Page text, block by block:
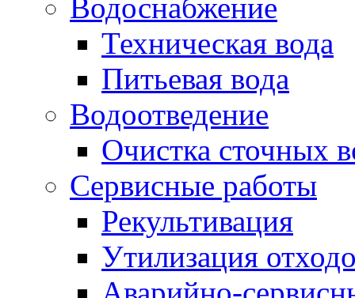
Водоснабжение
Техническая вода
Питьевая вода
Водоотведение
Очистка сточных
Сервисные работы
Рекультивация
Утилизация